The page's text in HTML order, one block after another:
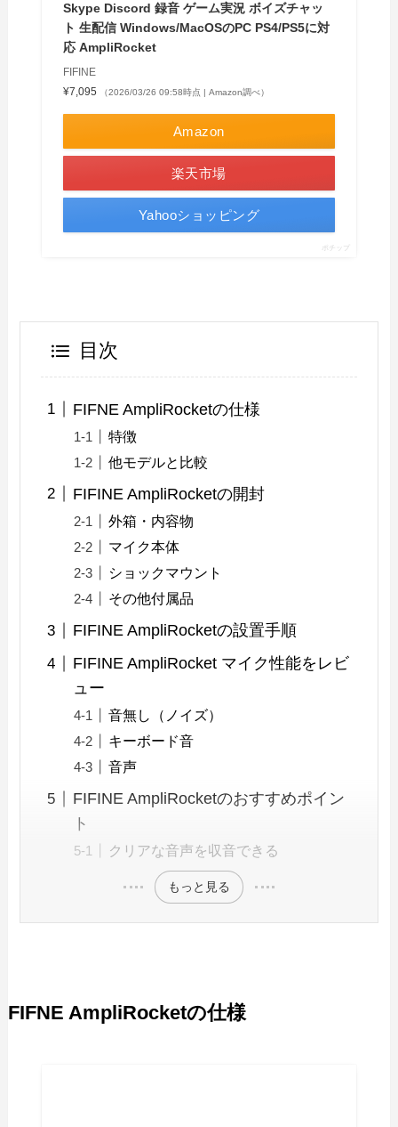
Skype Discord 録音 ゲーム実況 ボイズチャッ
ト 生配信 Windows/MacOSのPC PS4/PS5に対
応 AmpliRocket
FIFINE
¥7,095
（2026/03/26 09:58時点 | Amazon調べ）
Amazon
楽天市場
Yahooショッピング
ポチップ
目次
FIFNE AmpliRocketの仕様
特徴
他モデルと比較
FIFINE AmpliRocketの開封
外箱・内容物
マイク本体
ショックマウント
その他付属品
FIFINE AmpliRocketの設置手順
FIFINE AmpliRocket マイク性能をレビ
ュー
音無し（ノイズ）
キーボード音
音声
FIFINE AmpliRocketのおすすめポイン
ト
クリアな音声を収音できる
もっと見る
FIFNE AmpliRocketの仕様